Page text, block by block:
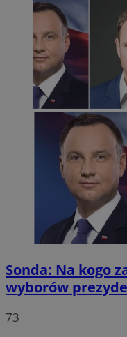
Sonda: Na kogo
wyborów
73